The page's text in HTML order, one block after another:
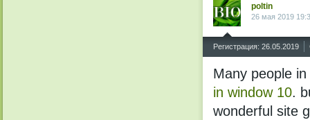
poltin
26 мая 2019
Регистрация: 26.05.2019
Many people
in window 10.
wonderful site